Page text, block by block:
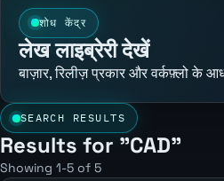
शोध केंद्र
लेख लाइब्रेरी देखें
बाज़ार, रिलीज़ प्रकार और वर्कफ़्लो के
SEARCH RESULTS
Results for "CAD"
Showing 1-5 of 5